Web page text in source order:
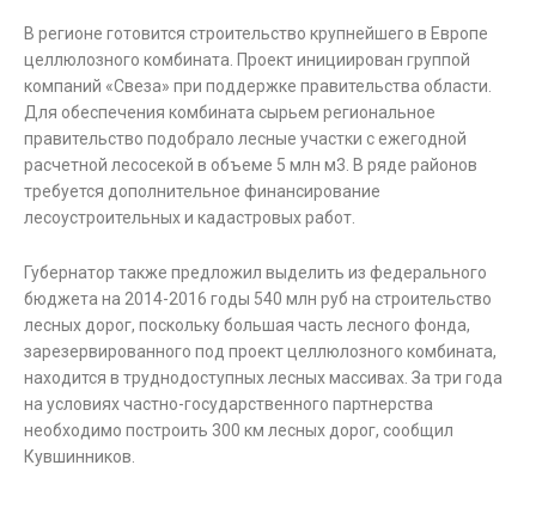
В регионе готовится строительство крупнейшего в Европе
целлюлозного комбината. Проект инициирован группой
компаний «Свеза» при поддержке правительства области.
Для обеспечения комбината сырьем региональное
правительство подобрало лесные участки с ежегодной
расчетной лесосекой в объеме 5 млн м3. В ряде районов
требуется дополнительное финансирование
лесоустроительных и кадастровых работ.
Губернатор также предложил выделить из федерального
бюджета на 2014-2016 годы 540 млн руб на строительство
лесных дорог, поскольку большая часть лесного фонда,
зарезервированного под проект целлюлозного комбината,
находится в труднодоступных лесных массивах. За три года
на условиях частно-государственного партнерства
необходимо построить 300 км лесных дорог, сообщил
Кувшинников.